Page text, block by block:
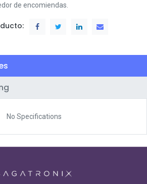
de encomiendas.
No Specifications